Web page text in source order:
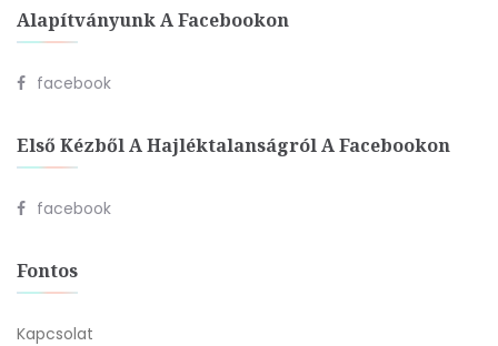
Alapítványunk A Facebookon
facebook
Első Kézből A Hajléktalanságról A Facebookon
facebook
Fontos
Kapcsolat